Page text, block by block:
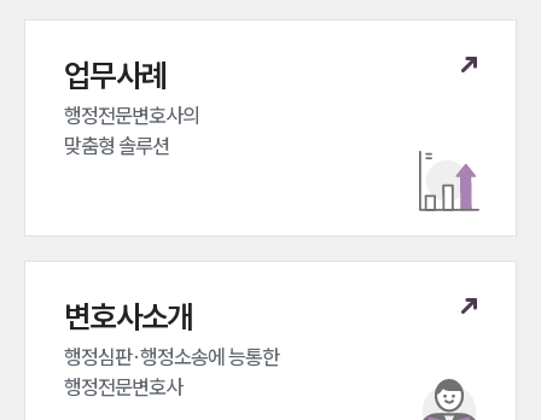
업무사례
행정전문변호사의
맞춤형 솔루션
변호사소개
행정심판·행정소송에 능통한
행정전문변호사